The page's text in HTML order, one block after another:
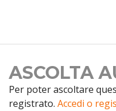
ASCOLTA
Per poter ascoltare
registrato. Accedi o